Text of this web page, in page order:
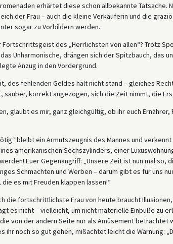
erhärtet diese schon allbekannte Tatsache.
der Frau – auch die kleine Verkäuferin und die
sogar zu Vorbildern werden.
Fortschrittsgeist des „Herrlichsten von allen“? Trotz
Unharmonische, drängen sich der Spitzbauch, das
Anzug in den Vordergrund.
des fehlenden Geldes hält nicht stand – gleiches
korrekt angezogen, sich die Zeit nimmt, die
glaubt es mir, ganz gleichgültig, ob ihr euch
bleibt ein Armutszeugnis des Mannes und verkennt
amerikanischen Sechszylinders, einer
Euer Gegenangriff: „Unsere Zeit ist nun mal so,
Schmachten und Werben – darum gibt es für uns
es mit Freuden klappen lassen!“
die fortschrittlichste Frau von heute braucht
es nicht – vielleicht, um nicht materielle Einbuße zu
von der andern Seite nur als Amüsement betrachtet
ihr noch so gut gehen, mißachtet leicht die Warnung: